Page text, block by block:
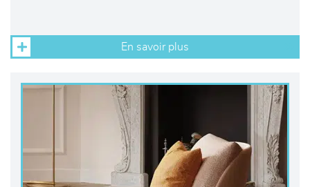
En savoir plus